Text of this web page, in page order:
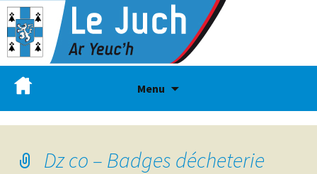
Menu
Dz co – Badges décheterie